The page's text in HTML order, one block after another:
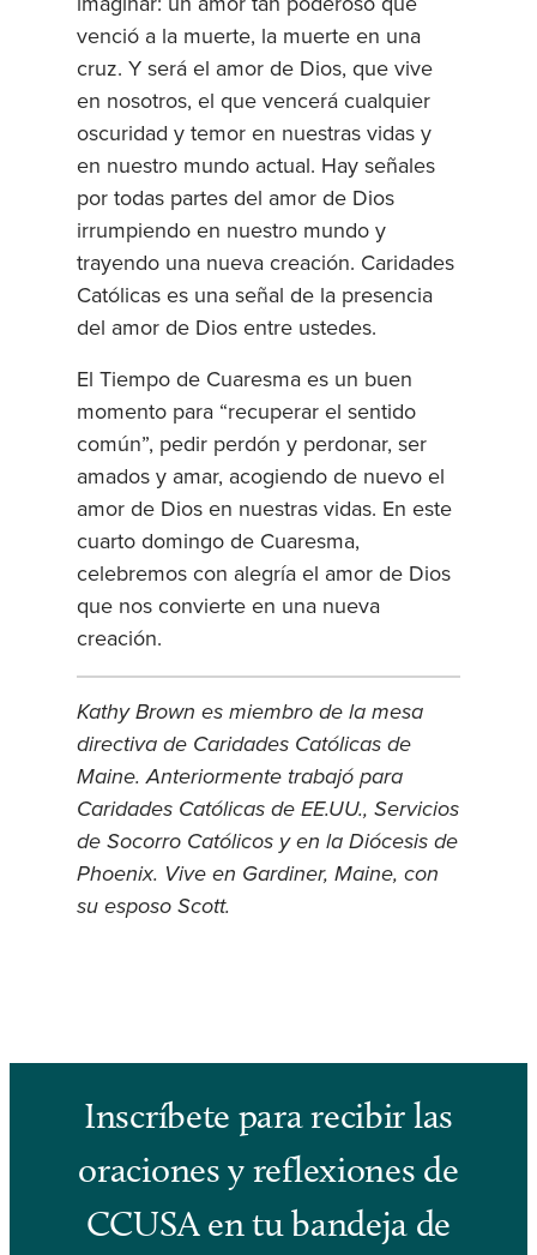
venció a la muerte, la muerte en una
cruz. Y será el amor de Dios, que vive
en nosotros, el que vencerá cualquier
oscuridad y temor en nuestras vidas y
en nuestro mundo actual. Hay señales
por todas partes del amor de Dios
irrumpiendo en nuestro mundo y
trayendo una nueva creación. Caridades
Católicas es una señal de la presencia
del amor de Dios entre ustedes.
El Tiempo de Cuaresma es un buen
momento para “recuperar el sentido
común”, pedir perdón y perdonar, ser
amados y amar, acogiendo de nuevo el
amor de Dios en nuestras vidas. En este
cuarto domingo de Cuaresma,
celebremos con alegría el amor de Dios
que nos convierte en una nueva
creación.
Kathy Brown es miembro de la mesa
directiva de Caridades Católicas de
Maine. Anteriormente trabajó para
Caridades Católicas de EE.UU., Servicios
de Socorro Católicos y en la Diócesis de
Phoenix. Vive en Gardiner, Maine, con
su esposo Scott.
Inscríbete para recibir las
oraciones y reflexiones de
CCUSA en tu bandeja de